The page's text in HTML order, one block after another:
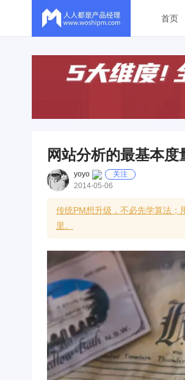
首页
网站分析的最基本
yoyo
关注
2014-05-06
传统PM想升级，不必先学算法；
里。